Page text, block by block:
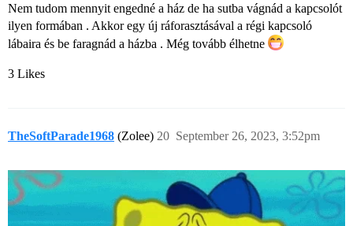
Nem tudom mennyit engedné a ház de ha sutba vágnád a kapcsolót
ilyen formában . Akkor egy új ráforasztásával a régi kapcsoló
lábaira és be faragnád a házba . Még tovább élhetne
3 Likes
TheSoftParade1968 (Zolee) September 26, 2023, 3:52pm
20